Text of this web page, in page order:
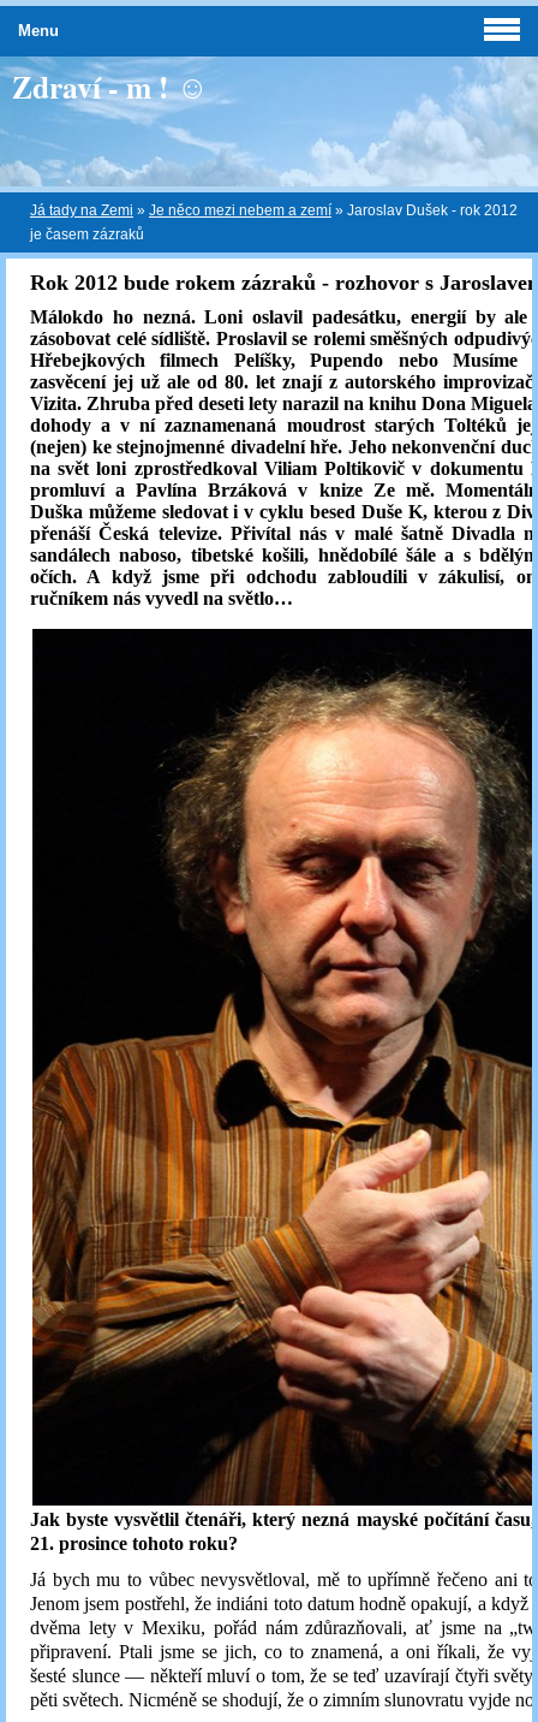
Zdraví - m ! ☺
Já tady na Zemi » Je něco mezi nebem a zemí » Jaroslav Dušek - rok 2012
je časem zázraků
Rok 2012 bude rokem zázraků - rozhovor s
Málokdo ho nezná. Loni oslavil padesátku, energií by ale
zásobovat celé sídliště. Proslavil se rolemi směšných
Hřebejkových filmech Pelíšky, Pupendo nebo Musíme
zasvěcení jej už ale od 80. let znají z autorského
Vizita. Zhruba před deseti lety narazil na knihu Dona
dohody a v ní zaznamenaná moudrost starých Toltéků
(nejen) ke stejnojmenné divadelní hře. Jeho nekonvenční
na svět loni zprostředkoval Viliam Poltikovič v dokumentu
promluví a Pavlína Brzáková v knize Ze mě.
Duška můžeme sledovat i v cyklu besed Duše K, kterou z
přenáší Česká televize. Přivítal nás v malé šatně Divadla
sandálech naboso, tibetské košili, hnědobílé šále a s
očích. A když jsme při odchodu zabloudili v zákulisí,
ručníkem nás vyvedl na světlo…
Jak byste vysvětlil čtenáři, který nezná mayské počítání času,
21. prosince tohoto roku?
Já bych mu to vůbec nevysvětloval, mě to upřímně řečeno ani
Jenom jsem postřehl, že indiáni toto datum hodně opakují, a když
dvěma lety v Mexiku, pořád nám zdůrazňovali, ať jsme na
připravení. Ptali jsme se jich, co to znamená, a oni říkali, že
šesté slunce — někteří mluví o tom, že se teď uzavírají čtyři
pěti světech. Nicméně se shodují, že o zimním slunovratu vyjde
Menu